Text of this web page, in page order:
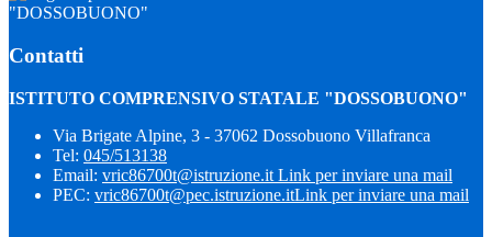
"DOSSOBUONO"
Contatti
ISTITUTO COMPRENSIVO STATALE "DOSSOBUONO"
Via Brigate Alpine, 3 - 37062 Dossobuono Villafranca
Tel: 045/513138
Email: vric86700t@istruzione.it Link per inviare una mail
PEC: vric86700t@pec.istruzione.itLink per inviare una mail